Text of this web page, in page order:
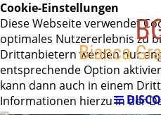
Cookie-Einstellungen
Diese Webseite verwendet
optimales Nutzererlebnis zu
Drittanbietern werden nur
entsprechende Option
kann dann auch in einem
Informationen hierzu in der